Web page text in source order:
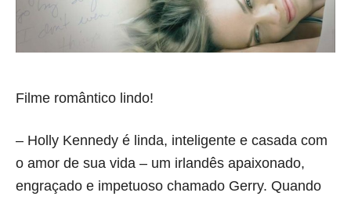
Filme romântico lindo!
– Holly Kennedy é linda, inteligente e casada com
o amor de sua vida – um irlandês apaixonado,
engraçado e impetuoso chamado Gerry. Quando